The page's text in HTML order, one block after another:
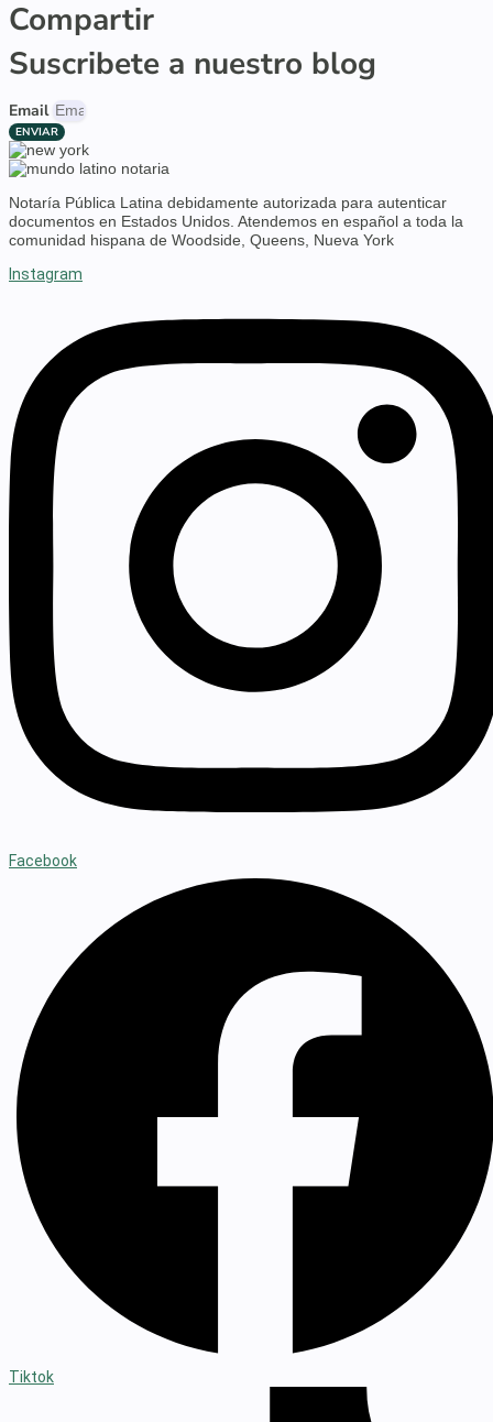
Compartir
Suscribete a nuestro blog
Email
ENVIAR
Notaría Pública Latina debidamente autorizada para autenticar
documentos en Estados Unidos. Atendemos en español a toda la
comunidad hispana de Woodside, Queens, Nueva York
Instagram
Facebook
Tiktok